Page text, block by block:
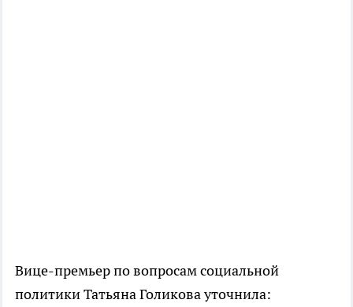
Вице-премьер по вопросам социальной
политики Татьяна Голикова уточнила: